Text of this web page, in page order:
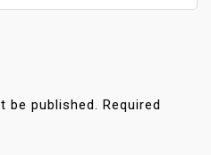
be published.
Required